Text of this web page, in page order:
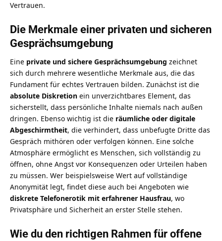
Vertrauen.
Die Merkmale einer privaten und sicheren
Gesprächsumgebung
Eine private und sichere Gesprächsumgebung zeichnet
sich durch mehrere wesentliche Merkmale aus, die das
Fundament für echtes Vertrauen bilden. Zunächst ist die
absolute Diskretion ein unverzichtbares Element, das
sicherstellt, dass persönliche Inhalte niemals nach außen
dringen. Ebenso wichtig ist die räumliche oder digitale
Abgeschirmtheit, die verhindert, dass unbefugte Dritte das
Gespräch mithören oder verfolgen können. Eine solche
Atmosphäre ermöglicht es Menschen, sich vollständig zu
öffnen, ohne Angst vor Konsequenzen oder Urteilen haben
zu müssen. Wer beispielsweise Wert auf vollständige
Anonymität legt, findet diese auch bei Angeboten wie
diskrete Telefonerotik mit erfahrener Hausfrau, wo
Privatsphäre und Sicherheit an erster Stelle stehen.
Wie du den richtigen Rahmen für offene